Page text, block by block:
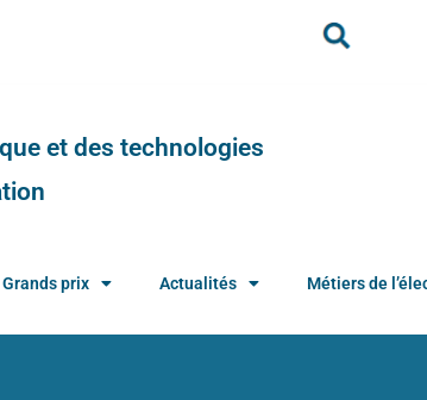
et des technologies
Grands prix Actualités Métiers de